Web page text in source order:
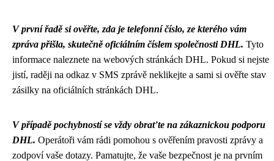
V první řadě si ověřte, zda je telefonní číslo, ze kterého vám
zpráva přišla, skutečně oficiálním číslem společnosti DHL. Tyto
informace naleznete na webových stránkách DHL. Pokud si nejste
jistí, raději na odkaz v SMS zprávě neklikejte a sami si ověřte stav
zásilky na oficiálních stránkách DHL.
V případě pochybností se vždy obraťte na zákaznickou podporu
DHL. Operátoři vám rádi pomohou s ověřením pravosti zprávy a
zodpoví vaše dotazy. Pamatujte, že vaše bezpečnost je na prvním